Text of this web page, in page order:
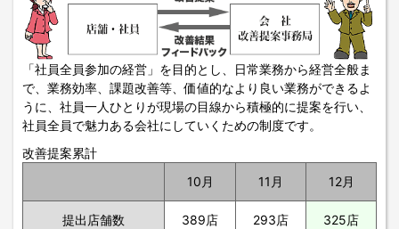
「社員全員参加の経営」を目的とし、日常業務から経営全般ま
で、業務効率、課題改善等、価値的なより良い業務ができるよ
うに、社員一人ひとりが現場の目線から積極的に提案を行い、
社員全員で魅力ある会社にしていくための制度です。
改善提案累計
10月
11月 12月
提出店舗数 389店 293店 325店